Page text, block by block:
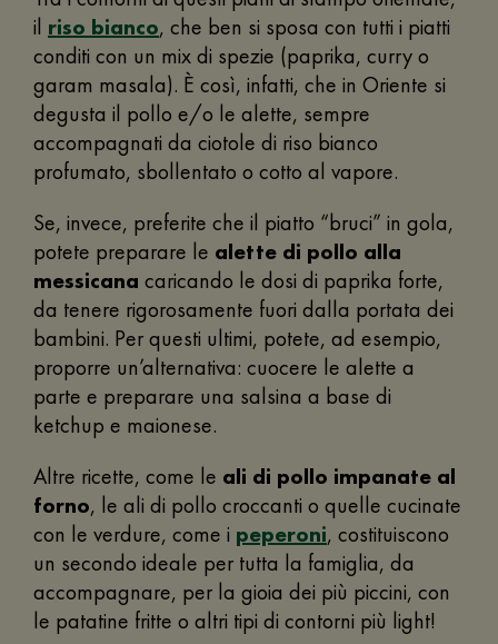
il riso bianco, che ben si sposa con tutti i piatti
conditi con un mix di spezie (paprika, curry o
garam masala). È così, infatti, che in Oriente si
degusta il pollo e/o le alette, sempre
accompagnati da ciotole di riso bianco
profumato, sbollentato o cotto al vapore.
Se, invece, preferite che il piatto “bruci” in gola,
potete preparare le alette di pollo alla
messicana caricando le dosi di paprika forte,
da tenere rigorosamente fuori dalla portata dei
bambini. Per questi ultimi, potete, ad esempio,
proporre un’alternativa: cuocere le alette a
parte e preparare una salsina a base di
ketchup e maionese.
Altre ricette, come le ali di pollo impanate al
forno, le ali di pollo croccanti o quelle cucinate
con le verdure, come i peperoni, costituiscono
un secondo ideale per tutta la famiglia, da
accompagnare, per la gioia dei più piccini, con
le patatine fritte o altri tipi di contorni più light!